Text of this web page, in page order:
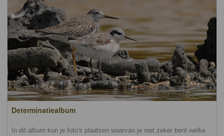
Determinatiealbum
In dit album kun je foto's plaatsen waarvan je niet zeker bent welke